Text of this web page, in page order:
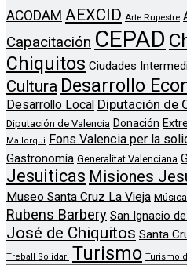
ACODAM AEXCID Arte Rupestre
Capacitación CEPAD
Chiquitos Ciudades
Cultura Desarrollo
Desarrollo Local Diputación de
Diputación de Valencia Donación
Mallorqui Fons Valencia per la
Gastronomía Generalitat Valenciana
Jesuiticas Misiones
Museo Santa Cruz La Vieja Música
Rubens Barbery San Ignacio
José de Chiquitos Santa
Treball Solidari Turismo Turismo